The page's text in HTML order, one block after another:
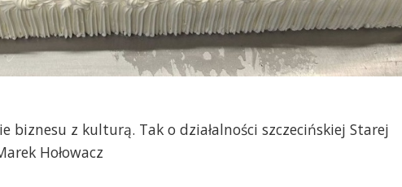
biznesu z kulturą. Tak o działalności szczecińskiej Starej
Hołowacz